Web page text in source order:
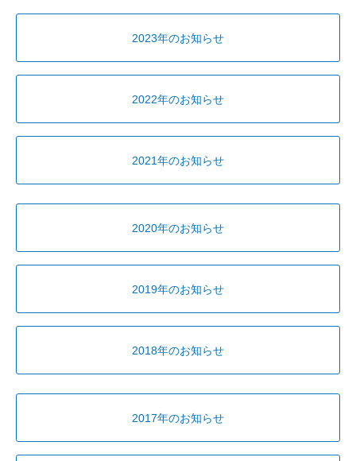
2023年のお知らせ
2022年のお知らせ
2021年のお知らせ
2020年のお知らせ
2019年のお知らせ
2018年のお知らせ
2017年のお知らせ